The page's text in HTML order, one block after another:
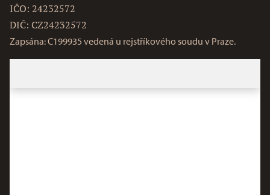
IČO: 24232572
DIČ: CZ24232572
Zapsána: C199935 vedená u rejstříkového soudu v Praze.